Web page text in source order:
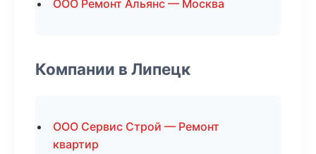
ООО Ремонт Альянс — Москва
Компании в Липецк
ООО Сервис Строй — Ремонт
квартир